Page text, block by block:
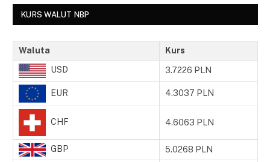
KURS WALUT NBP
Waluta Kurs
USD 3.7226 PLN
EUR 4.3037 PLN
CHF 4.6063 PLN
GBP 5.0268 PLN